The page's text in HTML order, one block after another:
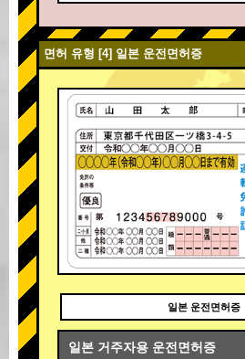
면허 유형 [4] 일본 운전면허증
일본 운전면허증
일본 거주자용 운전면허증